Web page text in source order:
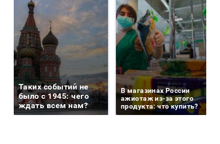
Таких событий не
было с 1945: чего
ждать всем нам?
В магазинах России
ажиотаж из-за этого
продукта: что купить?